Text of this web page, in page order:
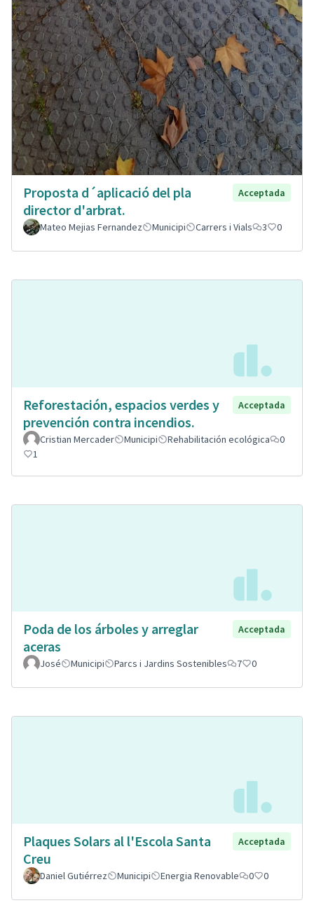
Proposta d´aplicació del pla
director d'arbrat.
Acceptada
Mateo Mejias Fernandez Municipi Carrers i Vials 3 0
Reforestación, espacios verdes y
prevención contra incendios.
Acceptada
Cristian Mercader Municipi Rehabilitación ecológica
0
1
Poda de los árboles y arreglar
aceras
Acceptada
José Municipi Parcs i Jardins Sostenibles 7 0
Plaques Solars al l'Escola Santa
Creu
Acceptada
Daniel Gutiérrez Municipi Energia Renovable 0 0